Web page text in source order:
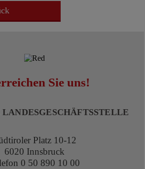
Sie uns!
Platz 10-12
6020 Innsbruck
0 50 890 10 00